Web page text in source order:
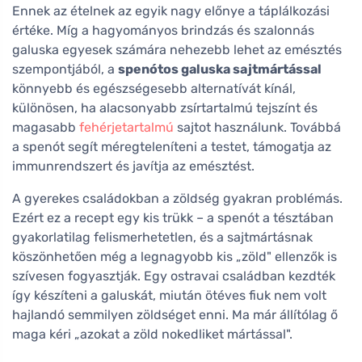
Ennek az ételnek az egyik nagy előnye a táplálkozási
értéke. Míg a hagyományos brindzás és szalonnás
galuska egyesek számára nehezebb lehet az emésztés
szempontjából, a spenótos galuska sajtmártással
könnyebb és egészségesebb alternatívát kínál,
különösen, ha alacsonyabb zsírtartalmú tejszínt és
magasabb fehérjetartalmú sajtot használunk. Továbbá
a spenót segít méregteleníteni a testet, támogatja az
immunrendszert és javítja az emésztést.
A gyerekes családokban a zöldség gyakran problémás.
Ezért ez a recept egy kis trükk – a spenót a tésztában
gyakorlatilag felismerhetetlen, és a sajtmártásnak
köszönhetően még a legnagyobb kis „zöld" ellenzők is
szívesen fogyasztják. Egy ostravai családban kezdték
így készíteni a galuskát, miután ötéves fiuk nem volt
hajlandó semmilyen zöldséget enni. Ma már állítólag ő
maga kéri „azokat a zöld nokedliket mártással".